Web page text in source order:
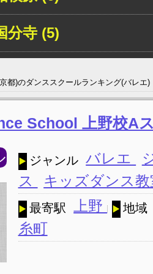
分寺 (5)
都)のダンススクールランキング(バレエ)
School 上野校A
ジャンル バレエ
ス
キッズダンス
最寄駅 上野 地域
糸町